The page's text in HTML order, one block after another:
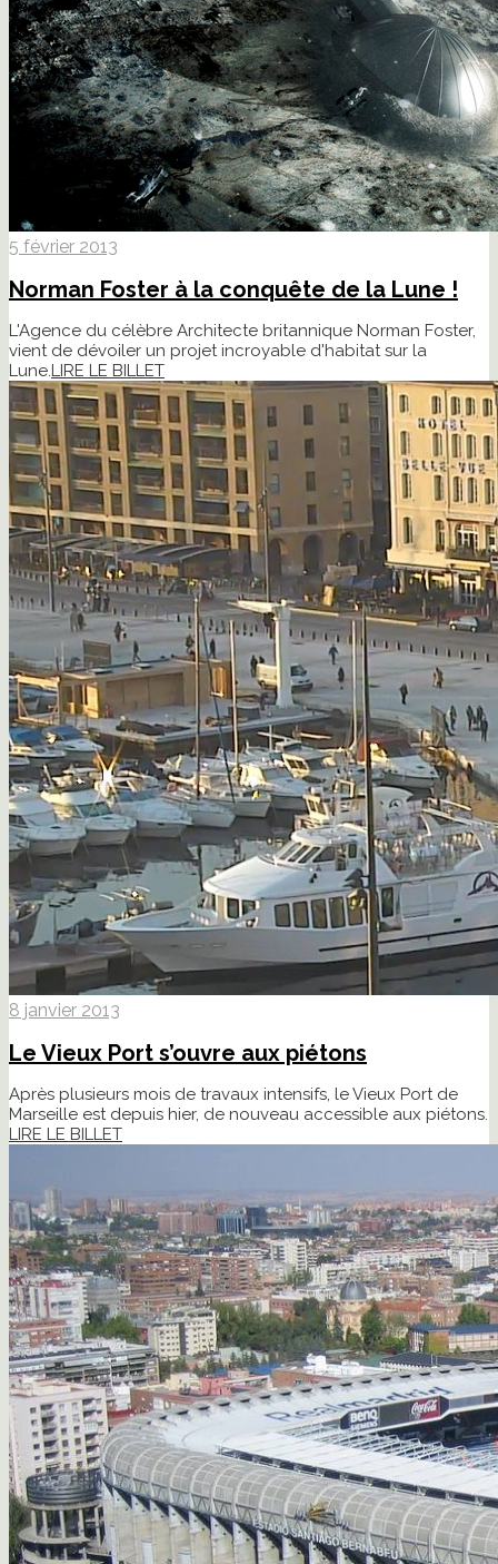
5 février 2013
Norman Foster à la conquête de la Lune !
L'Agence du célèbre Architecte britannique Norman Foster,
vient de dévoiler un projet incroyable d'habitat sur la
Lune.LIRE LE BILLET
8 janvier 2013
Le Vieux Port s’ouvre aux piétons
Après plusieurs mois de travaux intensifs, le Vieux Port de
Marseille est depuis hier, de nouveau accessible aux piétons.
LIRE LE BILLET